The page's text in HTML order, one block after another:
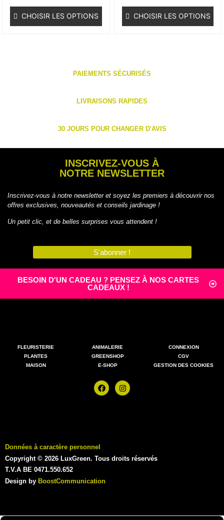
CHOISIR LES OPTIONS CHOISIR LES OPTIONS
PAIEMENTS SÉCURISÉS
LIVRAISONS RAPIDES
30 JOURS POUR CHANGER D'AVIS
INSCRIVEZ-VOUS À
NOTRE NEWSLETTER
Inscrivez-vous à notre newsletter et soyez les premiers à découvrir nos
offres exclusives, nouveautés et conseils jardinage !
Un petit clic, et de belles surprises vous attendent !
S'abonner !
BESOIN D'UN CADEAU ? PENSEZ À NOS CARTES
CADEAUX !
FLEURISTERIE
PLANTES
MAISON
ANIMALERIE
GREENSHOP
E-SHOP
CONNEXION
CGV
GESTION DES COOKIES
Données à caractère personnel
Copyright © 2026 LuxGreen. Tous droits réservés
T.V.A BE 0471.550.652
Design by BoostCommunication